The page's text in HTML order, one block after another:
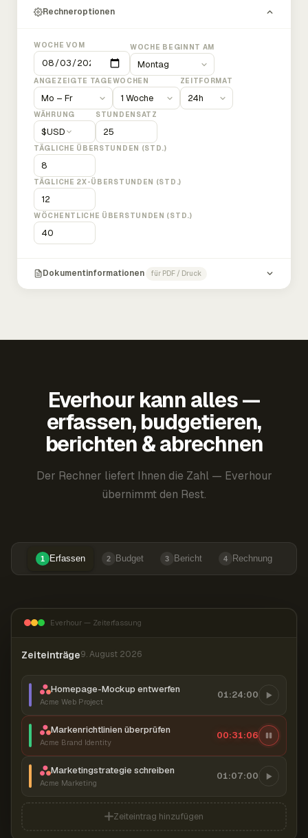
Rechneroptionen
WOCHE VOM WOCHE BEGINNT AM
ANGEZEIGTE TAGEWOCHEN ZEITFORMAT
WÄHRUNG
$USD
STUNDENSATZ
TÄGLICHE ÜBERSTUNDEN (STD.)
TÄGLICHE 2X-ÜBERSTUNDEN (STD.)
WÖCHENTLICHE ÜBERSTUNDEN (STD.)
Dokumentinformationen für PDF / Druck
Everhour kann alles —
erfassen, budgetieren,
berichten & abrechnen
Der Rechner liefert Ihnen die Zahl — Everhour
übernimmt den Rest.
1 Erfassen 2 Budget 3 Bericht 4 Rechnung
Everhour — Zeiterfassung
Zeiteinträge9. August 2026
Homepage-Mockup entwerfen
Acme Web Project
01:24:00
Markenrichtlinien überprüfen
Acme Brand Identity
00:31:07
Marketingstrategie schreiben
Acme Marketing
01:07:00
Zeiteintrag hinzufügen